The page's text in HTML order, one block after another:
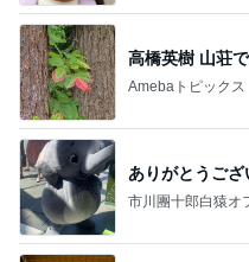
高橋英樹 山荘
Amebaトピックス
ありがとうござ
市川團十郎白猿オ